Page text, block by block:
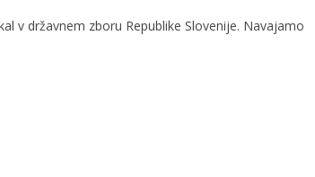
v državnem zboru Republike Slovenije. Navajamo